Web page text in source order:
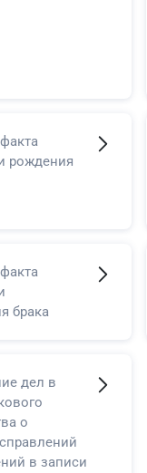
рождения
брака
дел в
о
в записи